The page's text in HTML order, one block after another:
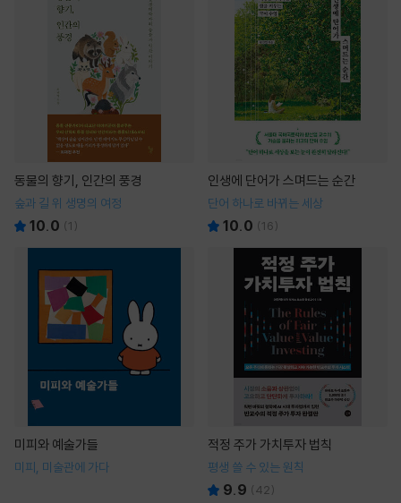
동물의 향기, 인간의 풍경
숲과 길 위 생명의 여정
10.0 (1 )
인생에 단어가 스며드는 순간
단어 하나로 바뀌는 세상
10.0 (16)
미피와 예술가들
미피, 미술관에 가다
적정 주가 가치투자 법칙
평생 쓸 수 있는 원칙
9.9 (42)